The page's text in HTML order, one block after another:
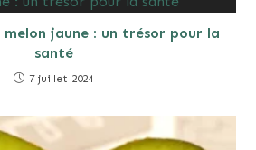
jaune : un trésor pour la
santé
7 juillet 2024